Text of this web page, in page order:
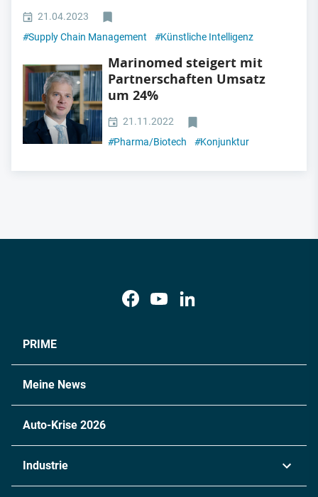
21.04.2023
#Supply Chain Management #Künstliche Intelligenz
Marinomed steigert mit
Partnerschaften Umsatz
um 24%
21.11.2022
#Pharma/Biotech #Konjunktur
PRIME
Meine News
Auto-Krise 2026
Industrie